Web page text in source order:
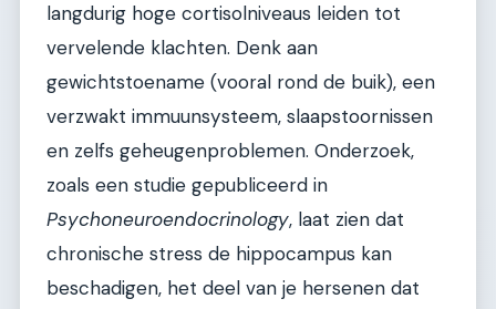
langdurig hoge cortisolniveaus leiden tot
vervelende klachten. Denk aan
gewichtstoename (vooral rond de buik), een
verzwakt immuunsysteem, slaapstoornissen
en zelfs geheugenproblemen. Onderzoek,
zoals een studie gepubliceerd in
Psychoneuroendocrinology, laat zien dat
chronische stress de hippocampus kan
beschadigen, het deel van je hersenen dat